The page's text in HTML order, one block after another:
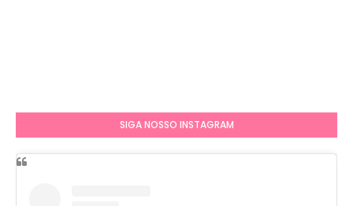
SIGA NOSSO INSTAGRAM